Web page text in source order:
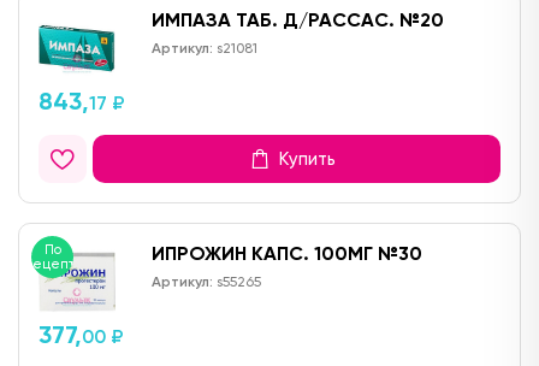
ИМПАЗА ТАБ. Д/РАССАС. №20
Артикул: s21081
843,17 ₽
Купить
По
рецепту
ИПРОЖИН КАПС. 100МГ №30
Артикул: s55265
377,00 ₽